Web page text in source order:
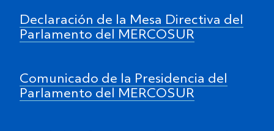
Declaración de la Mesa Directiva del
Parlamento del MERCOSUR
Comunicado de la Presidencia del
Parlamento del MERCOSUR